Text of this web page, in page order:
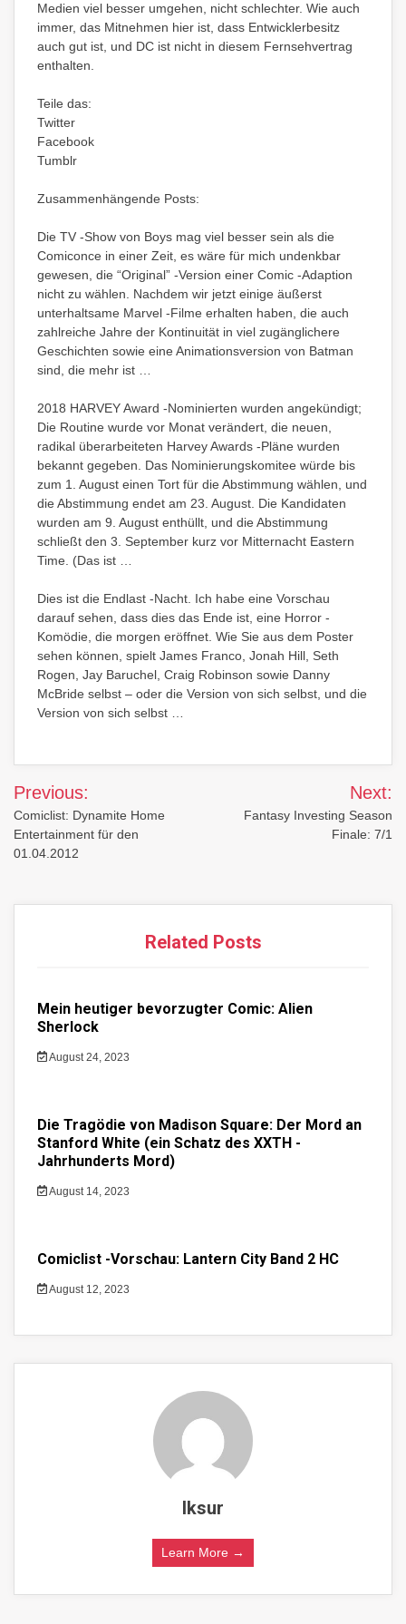
Medien viel besser umgehen, nicht schlechter. Wie auch
immer, das Mitnehmen hier ist, dass Entwicklerbesitz
auch gut ist, und DC ist nicht in diesem Fernsehvertrag
enthalten.
Teile das:
Twitter
Facebook
Tumblr
Zusammenhängende Posts:
Die TV -Show von Boys mag viel besser sein als die
Comiconce in einer Zeit, es wäre für mich undenkbar
gewesen, die “Original” -Version einer Comic -Adaption
nicht zu wählen. Nachdem wir jetzt einige äußerst
unterhaltsame Marvel -Filme erhalten haben, die auch
zahlreiche Jahre der Kontinuität in viel zugänglichere
Geschichten sowie eine Animationsversion von Batman
sind, die mehr ist …
2018 HARVEY Award -Nominierten wurden angekündigt;
Die Routine wurde vor Monat verändert, die neuen,
radikal überarbeiteten Harvey Awards -Pläne wurden
bekannt gegeben. Das Nominierungskomitee würde bis
zum 1. August einen Tort für die Abstimmung wählen, und
die Abstimmung endet am 23. August. Die Kandidaten
wurden am 9. August enthüllt, und die Abstimmung
schließt den 3. September kurz vor Mitternacht Eastern
Time. (Das ist …
Dies ist die Endlast -Nacht. Ich habe eine Vorschau
darauf sehen, dass dies das Ende ist, eine Horror -
Komödie, die morgen eröffnet. Wie Sie aus dem Poster
sehen können, spielt James Franco, Jonah Hill, Seth
Rogen, Jay Baruchel, Craig Robinson sowie Danny
McBride selbst – oder die Version von sich selbst, und die
Version von sich selbst …
Post
navigation
Previous:
Comiclist: Dynamite Home
Entertainment für den
01.04.2012
Next:
Fantasy Investing Season
Finale: 7/1
Related Posts
Mein heutiger bevorzugter Comic: Alien
Sherlock
August 24, 2023
Die Tragödie von Madison Square: Der Mord an
Stanford White (ein Schatz des XXTH -
Jahrhunderts Mord)
August 14, 2023
Comiclist -Vorschau: Lantern City Band 2 HC
August 12, 2023
lksur
Learn More →